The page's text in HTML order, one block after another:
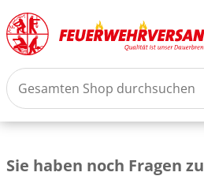
Sie haben noch Fragen